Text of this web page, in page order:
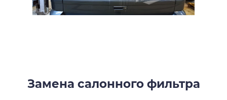
Замена салонного фильтра